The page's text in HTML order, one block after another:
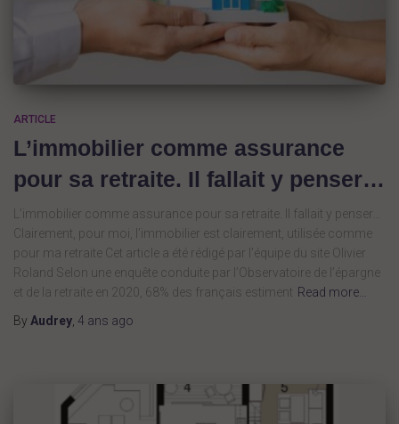
ARTICLE
L’immobilier comme assurance
pour sa retraite. Il fallait y penser…
L’immobilier comme assurance pour sa retraite. Il fallait y penser…
Clairement, pour moi, l’immobilier est clairement, utilisée comme
pour ma retraite Cet article a été rédigé par l’équipe du site Olivier
Roland Selon une enquête conduite par l’Observatoire de l’épargne
et de la retraite en 2020, 68% des français estiment Read more…
By Audrey 4 ans ago